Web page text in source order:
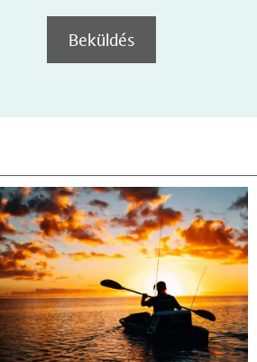
Beküldés